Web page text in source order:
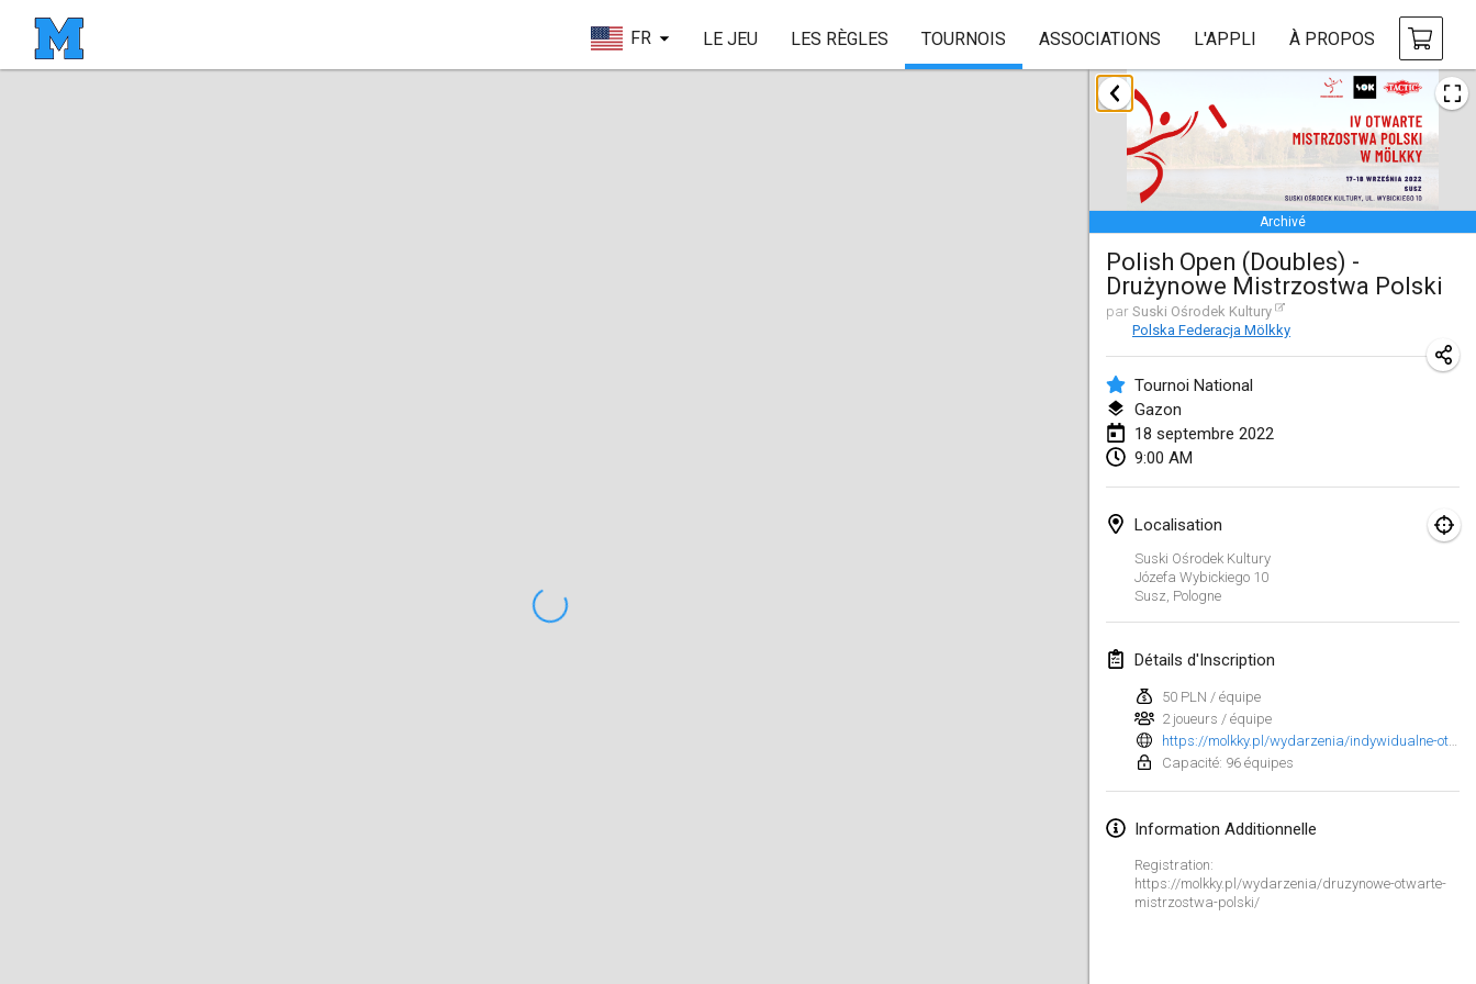
FR LE JEU LES RÈGLES TOURNOIS ASSOCIATIONS L'APPLI À PROPOS
Archivé
Polish Open (Doubles) -
Drużynowe Mistrzostwa Polski
par Suski Ośrodek Kultury
Polska Federacja Mölkky
Tournoi National
Gazon
18 septembre 2022
9:00 AM
Localisation
Suski Ośrodek Kultury
Józefa Wybickiego 10
Susz Pologne
Détails d'Inscription
50 PLN / équipe
2 joueurs / équipe
Capacité: 96 équipes
Information Additionnelle
Registration:
https://molkky.pl/wydarzenia/druzynowe-otwarte-
mistrzostwa-polski/
janvier 2022
ANNULÉ
Tournoi Mixte ASPTTOM
22 janv. 2022
KKS Halli Duppeli
22 janv. 2022|Finlande
Mölkky Tournament - Doubles
22 janv. 2022|Japon
Suomelan Mölkky-open
22 janv. 2022
The Mölkky Tournament 2nd
23 janv. 2022|Japon
février 2022
MS v MÖLKPARKURU
4 févr. 2022|République tchèque
ANNULÉ
5 févr. 2022|Finlande
Kohti Kisoja
12 févr. 2022|Finlande
Yamagata Tournament
13 févr. 2022